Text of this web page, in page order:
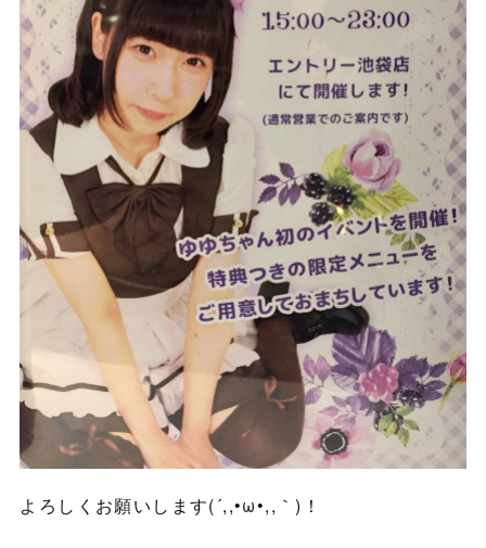
よろしくお願いします(´,,•ω•,,｀)！